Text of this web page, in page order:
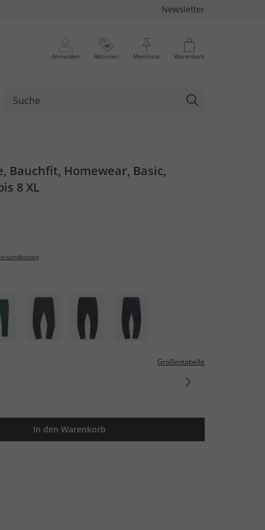
Newsletter
Anmelden Aktionen Merkliste Warenkorb
Bauchfit, Homewear, Basic,
8 XL
Größentabelle
In den Warenkorb